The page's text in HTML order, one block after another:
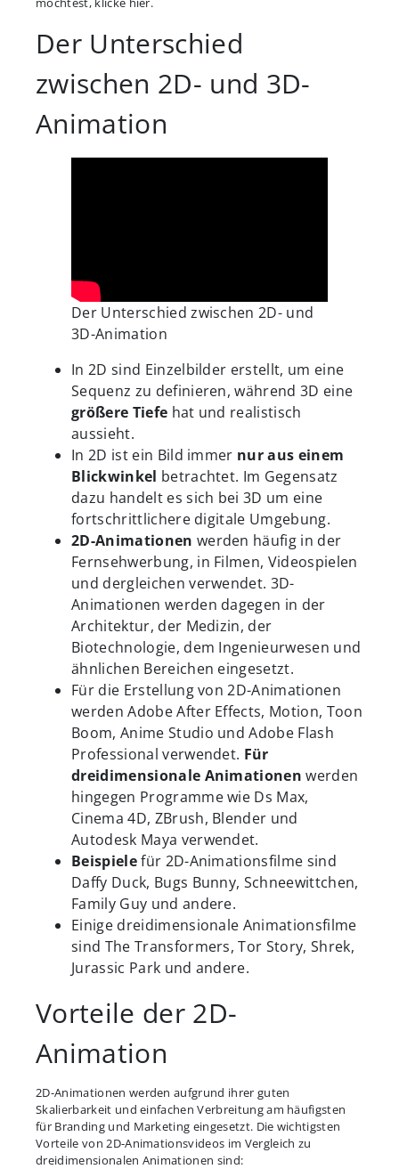
Der Unterschied
zwischen 2D- und 3D-
Animation
Der Unterschied zwischen 2D- und
3D-Animation
In 2D sind Einzelbilder erstellt, um eine
Sequenz zu definieren, während 3D eine
größere Tiefe hat und realistisch
aussieht.
In 2D ist ein Bild immer nur aus einem
Blickwinkel betrachtet. Im Gegensatz
dazu handelt es sich bei 3D um eine
fortschrittlichere digitale Umgebung.
2D-Animationen werden häufig in der
Fernsehwerbung, in Filmen, Videospielen
und dergleichen verwendet. 3D-
Animationen werden dagegen in der
Architektur, der Medizin, der
Biotechnologie, dem Ingenieurwesen und
ähnlichen Bereichen eingesetzt.
Für die Erstellung von 2D-Animationen
werden Adobe After Effects, Motion, Toon
Boom, Anime Studio und Adobe Flash
Professional verwendet. Für
dreidimensionale Animationenwerden
hingegen Programme wie Ds Max,
Cinema 4D, ZBrush, Blender und
Autodesk Maya verwendet.
Beispielefür 2D-Animationsfilme sind
Daffy Duck, Bugs Bunny, Schneewittchen,
Family Guy und andere.
Einige dreidimensionale Animationsfilme
sind The Transformers, Tor Story, Shrek,
Jurassic Park und andere.
Vorteile der 2D-
Animation
2D-Animationen werden aufgrund ihrer guten
Skalierbarkeit und einfachen Verbreitung am häufigsten
für Branding und Marketing eingesetzt. Die wichtigsten
Vorteile von 2D-Animationsvideos im Vergleich zu
dreidimensionalen Animationen sind: